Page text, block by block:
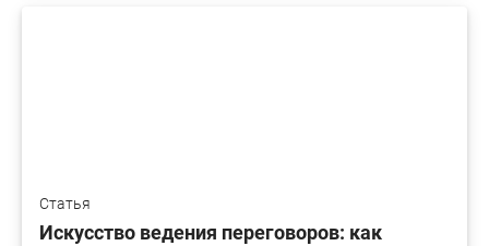
Статья
Искусство ведения переговоров: как